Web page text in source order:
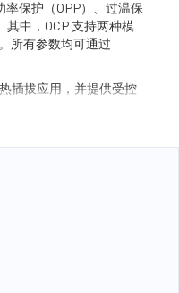
率保护（OPP）、过温保
其中，OCP 支持两种模
所有参数均可通过
插拔应用，并提供受控
始终处于安全工
障处理和遥测功能。用
入延迟提供了独立的数
定最佳工作时间，无需